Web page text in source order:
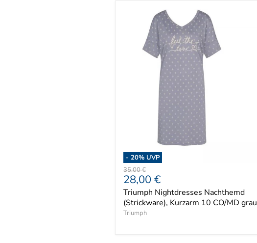
- 20% UVP
Ursprünglicher
Preis
35,00 €
Aktueller
Preis
28,00 €
Triumph Nightdresses Nachthemd
(Strickware), Kurzarm 10 CO/MD grau
Triumph